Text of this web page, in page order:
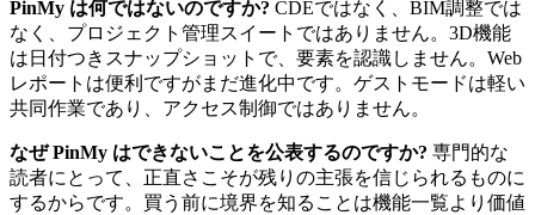
PinMy は何ではないのですか? CDEではなく、BIM調整では
なく、プロジェクト管理スイートではありません。3D機能
は日付つきスナップショットで、要素を認識しません。Web
レポートは便利ですがまだ進化中です。ゲストモードは軽い
共同作業であり、アクセス制御ではありません。
なぜ PinMy はできないことを公表するのですか? 専門的な
読者にとって、正直さこそが残りの主張を信じられるものに
するからです。買う前に境界を知ることは機能一覧より価値